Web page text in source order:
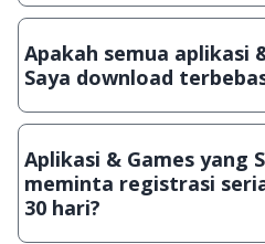
Ya, JalanTikus hanya
crack, patch atau semacamnya.
Apakah semua aplikasi
Saya download
Ya, JalanTikus selalu melakukan
suatu aplikasi atau games,
terbebas dari virus.
Aplikasi & Games yang
meminta registrasi
30 hari?